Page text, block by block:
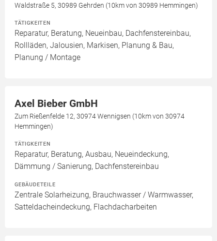
Waldstraße 5, 30989 Gehrden (10km von 30989 Hemmingen)
TÄTIGKEITEN
Reparatur, Beratung, Neueinbau, Dachfenstereinbau,
Rollläden, Jalousien, Markisen, Planung & Bau,
Planung / Montage
Axel Bieber GmbH
Zum Rießenfelde 12, 30974 Wennigsen (10km von 30974
Hemmingen)
TÄTIGKEITEN
Reparatur, Beratung, Ausbau, Neueindeckung,
Dämmung / Sanierung, Dachfenstereinbau
GEBÄUDETEILE
Zentrale Solarheizung, Brauchwasser / Warmwasser,
Satteldacheindeckung, Flachdacharbeiten